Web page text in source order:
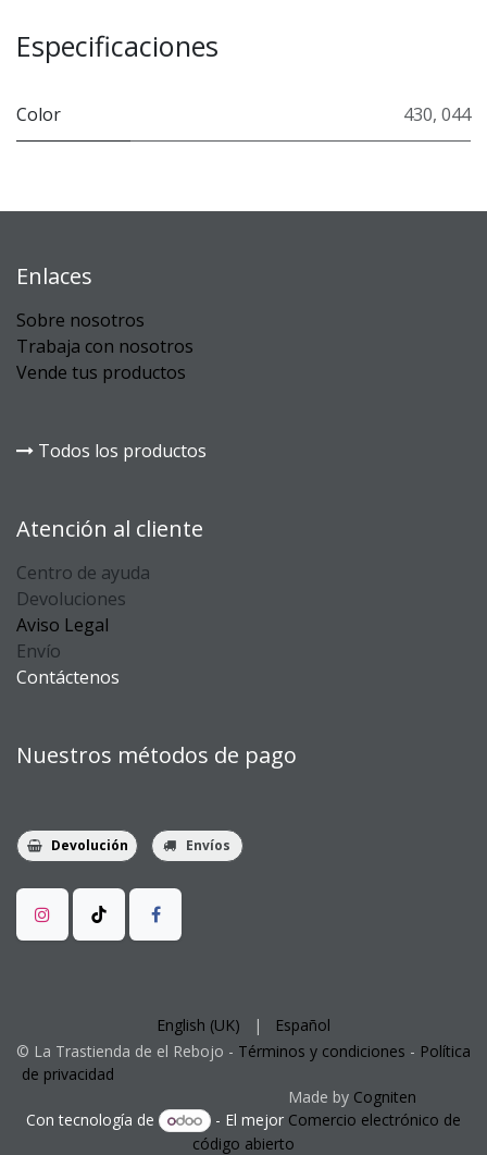
Especificaciones
Color 430, 044
Enlaces
Sobre nosotros
Trabaja con nosotros
Vende tus productos
Todos los productos
Atención al cliente
Centro de ayuda
Devoluciones
Aviso Legal
Envío
Contáctenos
Nuestros métodos de pago
Devolución Envíos
© La Trastienda de el Rebojo - Términos y condiciones - Política
de privacidad
​Made by Cogniten
English (UK) | Español
Con tecnología de - El mejor Comercio electrónico de
código abierto